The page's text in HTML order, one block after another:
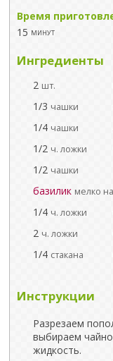
Время
15 минут
Ингредиенты
2 шт.
1/3 чашки
1/4 чашки
1/2 ч. ложки
1/2 чашки
базилик мелко
1/4 ч. ложки
2 ч. ложки
1/4 стакана
Инструкции
Разрезаем
выбираем
жидкость.